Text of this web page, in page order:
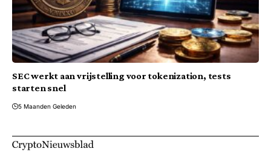
SEC werkt aan vrijstelling voor tokenization, tests
starten snel
5 Maanden Geleden